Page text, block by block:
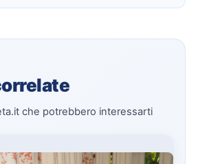
che potrebbero interessarti